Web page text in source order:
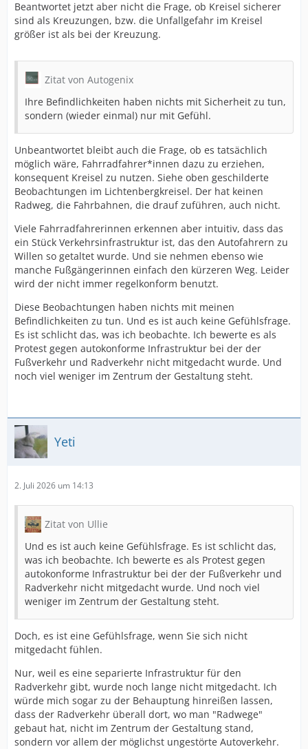
Beantwortet jetzt aber nicht die Frage, ob Kreisel sicherer
sind als Kreuzungen, bzw. die Unfallgefahr im Kreisel
größer ist als bei der Kreuzung.
Zitat von Autogenix
Ihre Befindlichkeiten haben nichts mit Sicherheit zu tun,
sondern (wieder einmal) nur mit Gefühl.
Unbeantwortet bleibt auch die Frage, ob es tatsächlich
möglich wäre, Fahrradfahrer*innen dazu zu erziehen,
konsequent Kreisel zu nutzen. Siehe oben geschilderte
Beobachtungen im Lichtenbergkreisel. Der hat keinen
Radweg, die Fahrbahnen, die drauf zuführen, auch nicht.
Viele Fahrradfahrerinnen erkennen aber intuitiv, dass das
ein Stück Verkehrsinfrastruktur ist, das den Autofahrern zu
Willen so getaltet wurde. Und sie nehmen ebenso wie
manche Fußgängerinnen einfach den kürzeren Weg. Leider
wird der nicht immer regelkonform benutzt.
Diese Beobachtungen haben nichts mit meinen
Befindlichkeiten zu tun. Und es ist auch keine Gefühlsfrage.
Es ist schlicht das, was ich beobachte. Ich bewerte es als
Protest gegen autokonforme Infrastruktur bei der der
Fußverkehr und Radverkehr nicht mitgedacht wurde. Und
noch viel weniger im Zentrum der Gestaltung steht.
Yeti
2. Juli 2026 um 14:13
Zitat von Ullie
Und es ist auch keine Gefühlsfrage. Es ist schlicht das,
was ich beobachte. Ich bewerte es als Protest gegen
autokonforme Infrastruktur bei der der Fußverkehr und
Radverkehr nicht mitgedacht wurde. Und noch viel
weniger im Zentrum der Gestaltung steht.
Doch, es ist eine Gefühlsfrage, wenn Sie sich nicht
mitgedacht fühlen.
Nur, weil es eine separierte Infrastruktur für den
Radverkehr gibt, wurde noch lange nicht mitgedacht. Ich
würde mich sogar zu der Behauptung hinreißen lassen,
dass der Radverkehr überall dort, wo man "Radwege"
gebaut hat, nicht im Zentrum der Gestaltung stand,
sondern vor allem der möglichst ungestörte Autoverkehr.